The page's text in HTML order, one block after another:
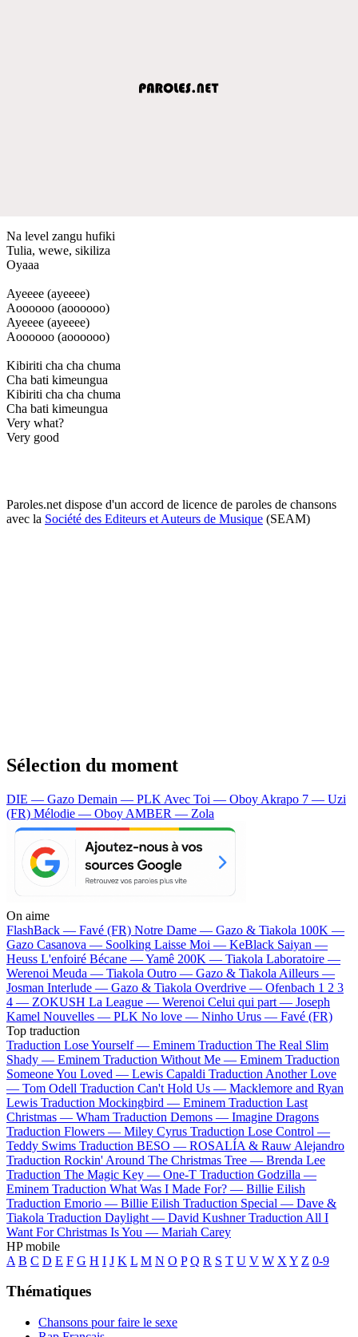
Na level zangu hufiki
Tulia, wewe, sikiliza
Oyaaa
Ayeeee (ayeeee)
Aoooooo (aoooooo)
Ayeeee (ayeeee)
Aoooooo (aoooooo)
Kibiriti cha cha chuma
Cha bati kimeungua
Kibiriti cha cha chuma
Cha bati kimeungua
Very what?
Very good
Paroles.net dispose d'un accord de licence de paroles de chansons
avec la Société des Editeurs et Auteurs de Musique (SEAM)
Sélection du moment
DIE — Gazo Demain — PLK Avec Toi — Oboy Akrapo 7 — Uzi
(FR) Mélodie — Oboy AMBER — Zola
On aime
FlashBack — Favé (FR) Notre Dame — Gazo & Tiakola 100K —
Gazo Casanova — Soolking Laisse Moi — KeBlack Saiyan —
Heuss L'enfoiré Bécane —Yamê 200K — Tiakola Laboratoire —
Werenoi Meuda — Tiakola Outro — Gazo & Tiakola Ailleurs —
Josman Interlude — Gazo & Tiakola Overdrive — Ofenbach 1 2 3
4 — ZOKUSH La League — Werenoi Celui qui part — Joseph
Kamel Nouvelles — PLK No love — Ninho Urus — Favé (FR)
Top traduction
Traduction Lose Yourself — Eminem Traduction The Real Slim
Shady — Eminem Traduction Without Me — Eminem Traduction
Someone You Loved — Lewis Capaldi Traduction Another Love
— Tom Odell Traduction Can't Hold Us — Macklemore and Ryan
Lewis Traduction Mockingbird — Eminem Traduction Last
Christmas — Wham Traduction Demons — Imagine Dragons
Traduction Flowers — Miley Cyrus Traduction Lose Control —
Teddy Swims Traduction BESO — ROSALÍA & Rauw Alejandro
Traduction Rockin' Around The Christmas Tree — Brenda Lee
Traduction The Magic Key — One-T Traduction Godzilla —
Eminem Traduction What Was I Made For? — Billie Eilish
Traduction Emorio — Billie Eilish Traduction Special — Dave &
Tiakola Traduction Daylight — David Kushner Traduction All I
Want For Christmas Is You — Mariah Carey
HP mobile
A B C D E F G H I J K L M N O P Q R S T U V W X Y Z 0-9
Thématiques
Chansons pour faire le sexe